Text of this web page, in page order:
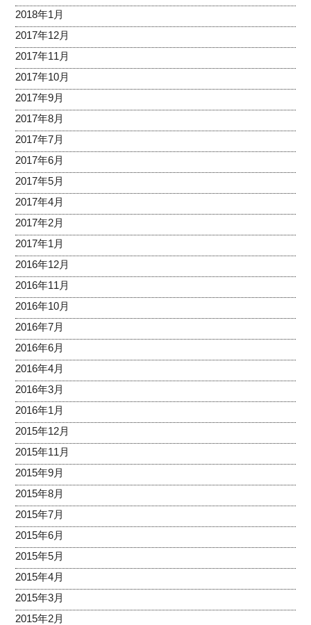
2018年1月
2017年12月
2017年11月
2017年10月
2017年9月
2017年8月
2017年7月
2017年6月
2017年5月
2017年4月
2017年2月
2017年1月
2016年12月
2016年11月
2016年10月
2016年7月
2016年6月
2016年4月
2016年3月
2016年1月
2015年12月
2015年11月
2015年9月
2015年8月
2015年7月
2015年6月
2015年5月
2015年4月
2015年3月
2015年2月